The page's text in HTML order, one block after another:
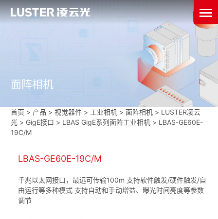
面阵相机
首页 > 产品 > 视觉器件 > 工业相机 >面阵相机 > LUSTER凌云
光 > GigE接口 > LBAS GigE系列面阵工业相机 > LBAS-GE60E-
19C/M
LBAS-GE60E-19C/M
千兆以太网接口，最远可传输100m 支持软件触发/硬件触发/自
由运行等多种模式 支持自动和手动增益、曝光时间亮度等参数
调节